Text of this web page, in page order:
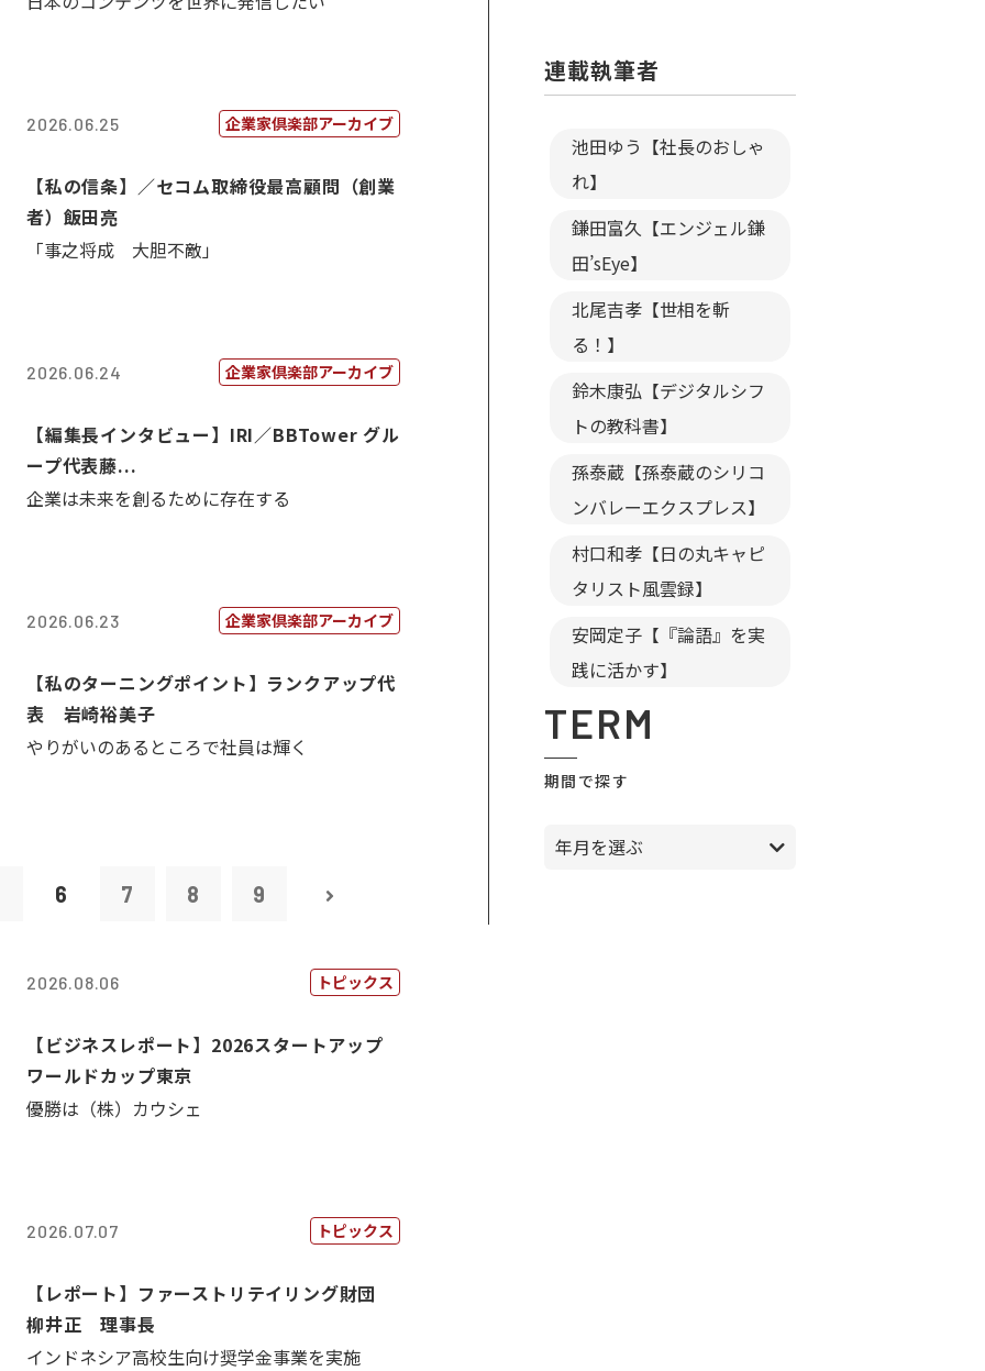
2026.06.25 企業家倶楽部アーカイブ
【私の信条】／セコム取締役最高顧問（創業
者）飯田亮
「事之将成 大胆不敵」
2026.06.24 企業家倶楽部アーカイブ
【編集長インタビュー】IRI／BBTower グル
ープ代表藤...
企業は未来を創るために存在する
2026.06.23 企業家倶楽部アーカイブ
【私のターニングポイント】ランクアップ代
表 岩崎裕美子
やりがいのあるところで社員は輝く
6 7 8 9
2026.08.06 トピックス
【ビジネスレポート】2026スタートアップ
ワールドカップ東京
優勝は（株）カウシェ
2026.07.07 トピックス
【レポート】ファーストリテイリング財団
柳井正 理事長
インドネシア高校生向け奨学金事業を実施
連載執筆者
池田ゆう【社長のおしゃ
れ】
鎌田富久【エンジェル鎌
田’sEye】
北尾吉孝【世相を斬
る！】
鈴木康弘【デジタルシフ
トの教科書】
孫泰蔵【孫泰蔵のシリコ
ンバレーエクスプレス】
村口和孝【日の丸キャピ
タリスト風雲録】
安岡定子【『論語』を実
践に活かす】
TERM
期間で探す
年月を選ぶ